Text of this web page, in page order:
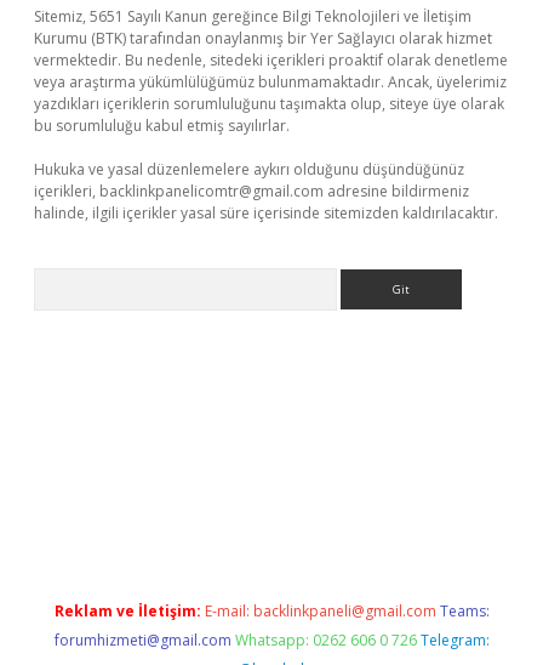
Sitemiz, 5651 Sayılı Kanun gereğince Bilgi Teknolojileri ve İletişim
Kurumu (BTK) tarafından onaylanmış bir Yer Sağlayıcı olarak hizmet
vermektedir. Bu nedenle, sitedeki içerikleri proaktif olarak denetleme
veya araştırma yükümlülüğümüz bulunmamaktadır. Ancak, üyelerimiz
yazdıkları içeriklerin sorumluluğunu taşımakta olup, siteye üye olarak
bu sorumluluğu kabul etmiş sayılırlar.
Hukuka ve yasal düzenlemelere aykırı olduğunu düşündüğünüz
içerikleri, backlinkpanelicomtr@gmail.com adresine bildirmeniz
halinde, ilgili içerikler yasal süre içerisinde sitemizden kaldırılacaktır.
Reklam ve İletişim: E-mail: backlinkpaneli@gmail.com Teams:
forumhizmeti@gmail.com Whatsapp: 0262 606 0 726 Telegram: